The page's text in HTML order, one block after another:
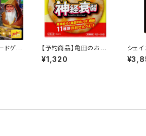
ドゲー
8歳以
人用
【予約商品】亀田のおせ
んべい 神経衰弱 （8月8
日発売） (ボードゲーム
¥1,320
シェ
ーム